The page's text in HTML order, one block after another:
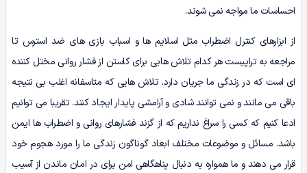
احساسات ما مواجه نمی شوند.
از ابزارهای کنترل اضطراب مثل اسلایم ها و اسباب بازی های ضد استرس تا
مراجعه به تراپیست هر کدام تلاش هایی برای کاستن از فشار روانی مختل کننده
ای است که در زندگی ما جریان دارد. تلاش هایی که متاسفانه اغلب بی نتیجه
باقی می مانند و نمی توانند شادی و آرامشی پایدار ایجاد کنند. تقریبا می توانیم
ادعا کنیم که کسی را سراغ نداریم که از گزند فشارهای روانی و اضطراب ها ایمن
باشد. مسائل و موضوعات مختلف ابعاد گوناگون زندگی ما را مورد هجوم خود
قرار می دهند و ما همواره به دنبال پناهگاهی امن برای در امان ماندن از آسیب